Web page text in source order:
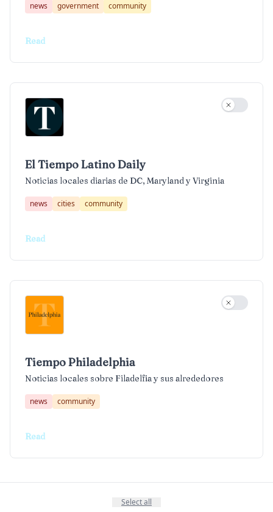
news government community
Read
El Tiempo Latino Daily
Noticias locales diarias de DC, Maryland y Virginia
news cities community
Read
Use
Tiempo Philadelphia
Noticias locales sobre Filadelfia y sus alrededores
news community
Read
Use
Select all